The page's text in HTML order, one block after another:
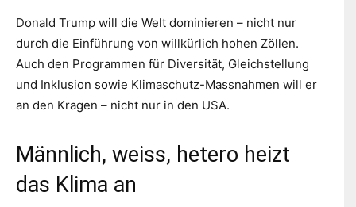
Donald Trump will die Welt dominieren – nicht nur
durch die Einführung von willkürlich hohen Zöllen.
Auch den Programmen für Diversität, Gleichstellung
und Inklusion sowie Klimaschutz-Massnahmen will er
an den Kragen – nicht nur in den USA.
Männlich, weiss, hetero heizt
das Klima an